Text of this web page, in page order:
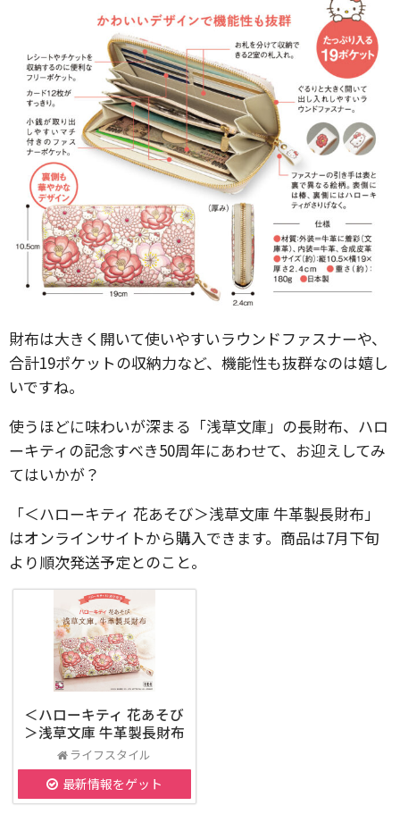
財布は大きく開いて使いやすいラウンドファスナーや、
合計19ポケットの収納力など、機能性も抜群なのは嬉し
いですね。
使うほどに味わいが深まる「浅草文庫」の長財布、ハロ
ーキティの記念すべき50周年にあわせて、お迎えしてみ
てはいかが？
「＜ハローキティ 花あそび＞浅草文庫 牛革製長財布」
はオンラインサイトから購入できます。商品は7月下旬
より順次発送予定とのこと。
＜ハローキティ 花あそび
＞浅草文庫 牛革製長財布
ライフスタイル
最新情報をゲット